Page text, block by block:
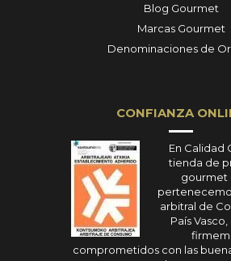
Blog Gourmet
Marcas Gourmet
Denominaciones de
CONFIANZA
En Calidad
tienda de
gourmet
arbitral de
País
comprometidos con las